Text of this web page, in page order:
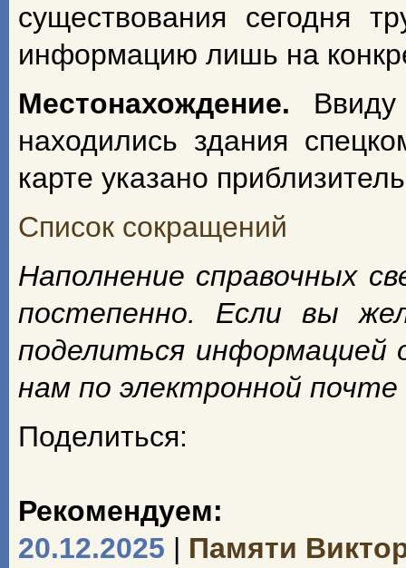
существования сегодня
информацию лишь на
Местонахождение.
находились здания
карте указано
Список сокращений
Наполнение справочных
постепенно. Если вы
поделиться информацией
нам по электронной почте
Поделиться:
Рекомендуем:
20.12.2025 | Памяти